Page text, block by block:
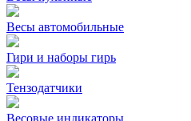
Весы автомобильные
Гири и наборы гирь
Тензодатчики
Весовые индикаторы